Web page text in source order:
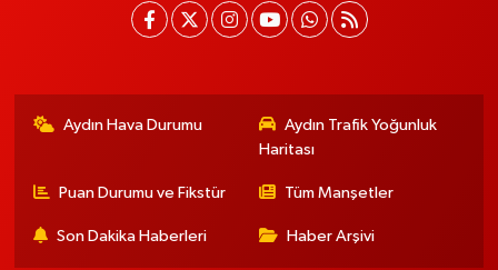
Aydın Hava Durumu
Aydın Trafik Yoğunluk
Haritası
Puan Durumu ve Fikstür Tüm Manşetler
Son Dakika Haberleri Haber Arşivi